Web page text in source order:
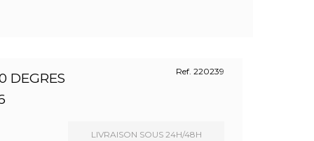
DEGRES
Ref. 220239
LIVRAISON SOUS 24H/48H